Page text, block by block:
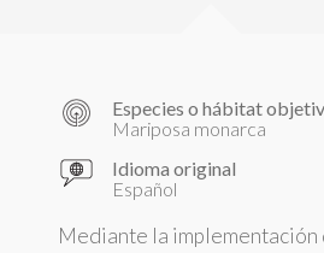
Especies o hábitat
Mariposa monarca
Idioma original
Español
Mediante la implementación